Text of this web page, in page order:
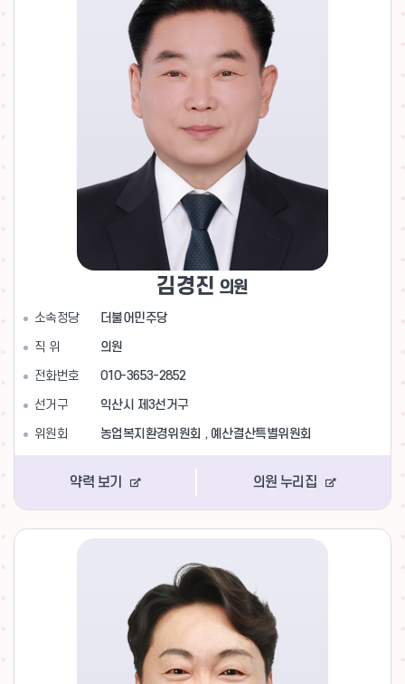
김경진 의원
소속정당 더불어민주당
직 위 의원
전화번호 010-3653-2852
선거구 익산시 제3선거구
위원회 농업복지환경위원회 , 예산결산특별위원회
약력 보기 의원 누리집